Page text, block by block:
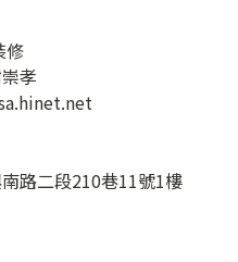
修
孝
路二段210巷11號1樓